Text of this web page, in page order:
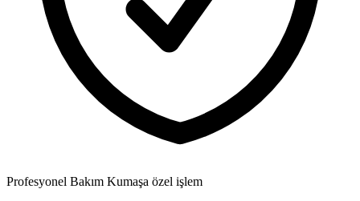
Profesyonel Bakım Kumaşa özel işlem